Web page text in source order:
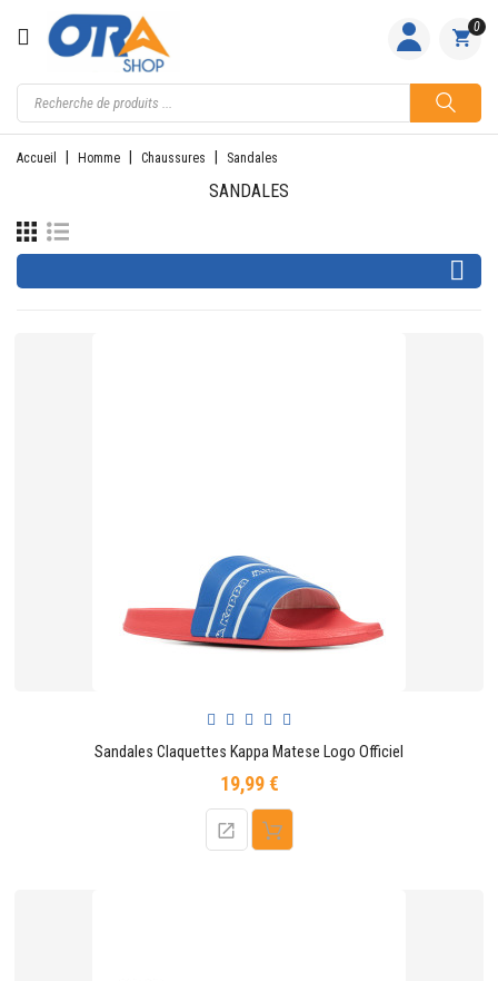
CATÉGORIE
ACCUEIL
ACTIVITÉS
HOMME
0
Accueil Homme Chaussures Sandales
SANDALES

Sandales Claquettes Kappa Matese Logo Officiel
19,99 €Prix